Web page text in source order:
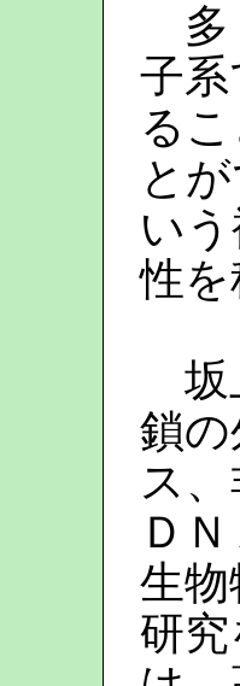
多
子
る
と
い
性
坂
鎖
ス
Ｄ
生
研